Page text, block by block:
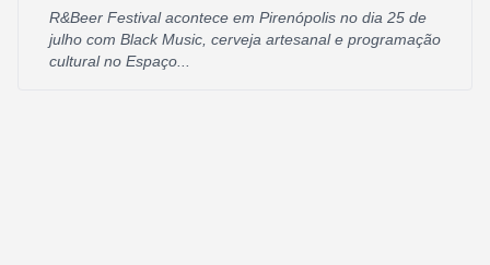
R&Beer Festival acontece em Pirenópolis no dia 25 de
julho com Black Music, cerveja artesanal e programação
cultural no Espaço...